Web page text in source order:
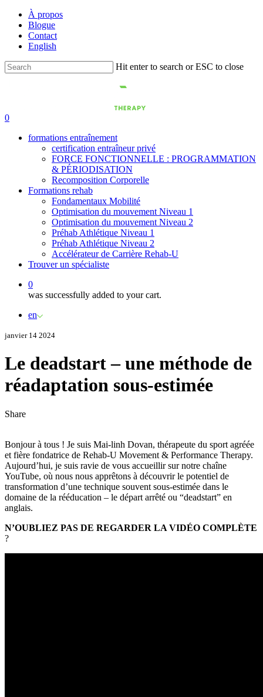
Skip
main
content
À propos
Blogue
Contact
English
Hit enter to search or ESC to close
0
formations entraînement
certification entraîneur privé
FORCE FONCTIONNELLE : PROGRAMMATION
& PÉRIODISATION
Recomposition Corporelle
Formations rehab
Fondamentaux Mobilité
Optimisation du mouvement Niveau 1
Optimisation du mouvement Niveau 2
Préhab Athlétique Niveau 1
Préhab Athlétique Niveau 2
Accélérateur de Carrière Rehab-U
Trouver un spécialiste
0
was successfully added to your cart.
en
janvier 14 2024
Le deadstart – une méthode de
réadaptation sous-estimée
Share
Bonjour à tous ! Je suis Mai-linh Dovan, thérapeute du sport agréée
et fière fondatrice de Rehab-U Movement & Performance Therapy.
Aujourd’hui, je suis ravie de vous accueillir sur notre chaîne
YouTube, où nous nous apprêtons à découvrir le potentiel de
transformation d’une technique souvent sous-estimée dans le
domaine de la rééducation – le départ arrêté ou “deadstart” en
anglais.
N’OUBLIEZ PAS DE REGARDER LA VIDÉO COMPLÈTE
?